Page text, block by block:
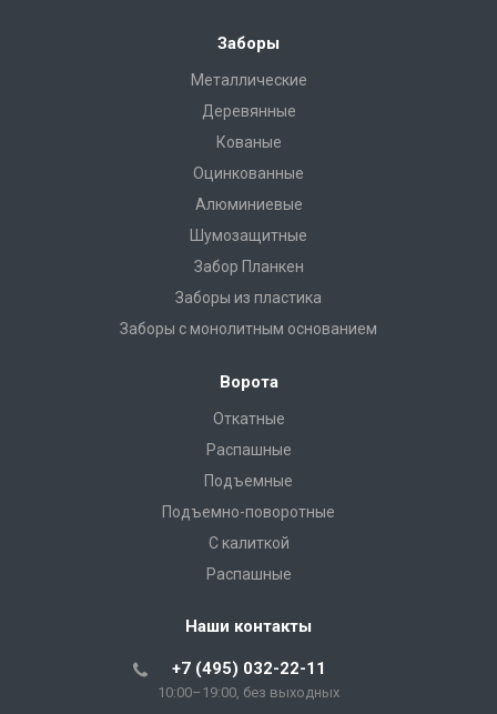
Заборы
Металлические
Деревянные
Кованые
Оцинкованные
Алюминиевые
Шумозащитные
Забор Планкен
Заборы из пластика
Заборы с монолитным основанием
Ворота
Откатные
Распашные
Подъемные
Подъемно-поворотные
С калиткой
Распашные
Наши контакты
+7 (495) 032-22-11
10:00–19:00, без выходных